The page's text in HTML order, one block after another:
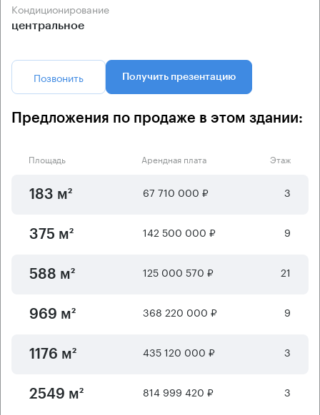
Кондиционирование
центральное
Позвонить Получить презентацию
Предложения по продаже в этом здании:
Площадь Арендная плата Этаж
183 м² 67 710 000 ₽ 3
375 м² 142 500 000 ₽ 9
588 м² 125 000 570 ₽ 21
969 м² 368 220 000 ₽ 9
1176 м² 435 120 000 ₽ 3
2549 м² 814 999 420 ₽ 3